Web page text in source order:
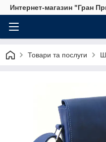
Интернет-магазин "Гран
Товари та послуги